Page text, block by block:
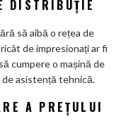
DISTRIBUȚIE
să aibă o rețea de
de impresionați ar fi
cumpere o mașină de
asistență tehnică.
A PREȚULUI